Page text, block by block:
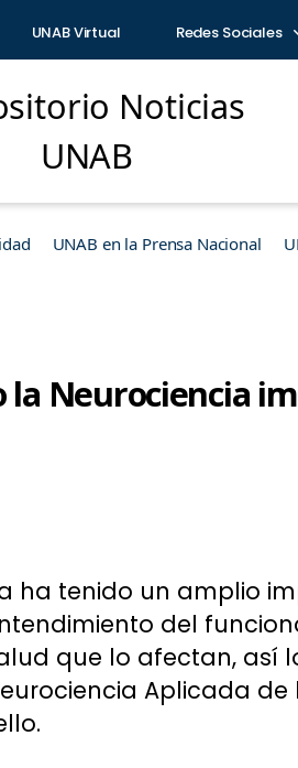
UNAB Virtual Redes Sociales
Noticias
UNAB
UNAB en la Prensa Nacional
la Neurociencia
ha tenido un amplio
del
que lo afectan, así
Aplicada